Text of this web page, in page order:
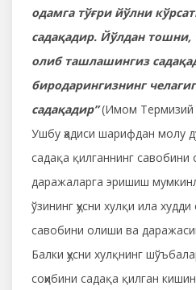
одамга тўғри йўлни
садақадир. Йўлдан тошни,
олиб ташлашингиз
биродарингизнинг
садақадир”(Имом Термизий
Ушбу ҳадиси шарифдан молу
садақа қилганнинг
даражаларга эришиш
ўзининг ҳусни хулқи ила
савобини олиши ва
Балки ҳусни хулқнинг
соҳибини садақа қилган